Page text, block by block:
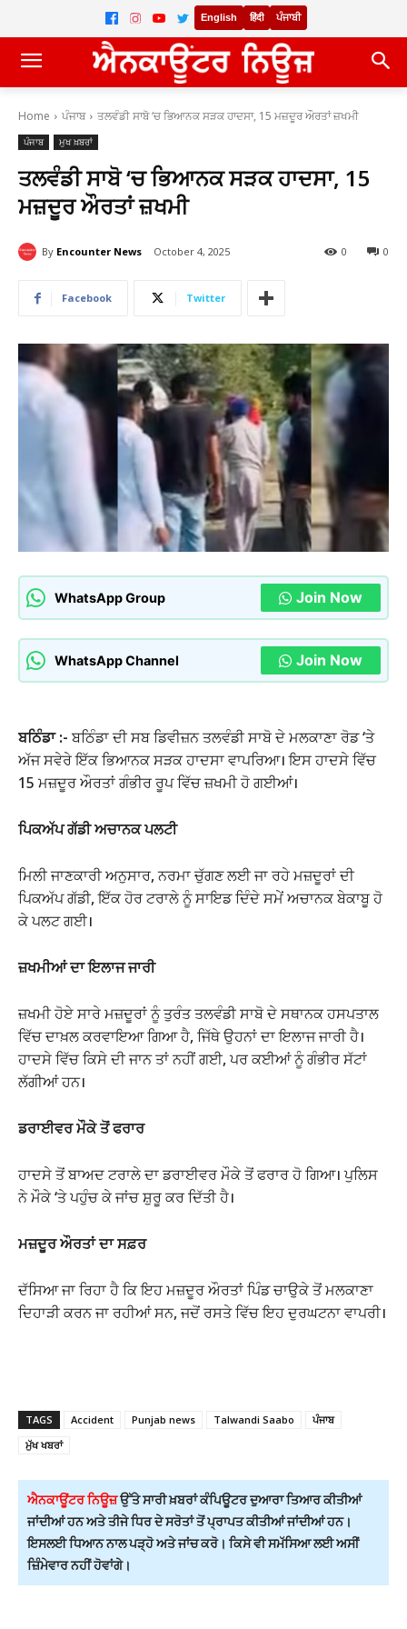
English हिंदी ਪੰਜਾਬੀ
Home ਪੰਜਾਬ ਤਲਵੰਡੀ ਸਾਬੋ ‘ਚ ਭਿਆਨਕ ਸੜਕ ਹਾਦਸਾ, 15 ਮਜ਼ਦੂਰ ਔਰਤਾਂ ਜ਼ਖਮੀ
ਪੰਜਾਬ ਮੁਖ ਖ਼ਬਰਾਂ
ਤਲਵੰਡੀ ਸਾਬੋ ‘ਚ ਭਿਆਨਕ ਸੜਕ ਹਾਦਸਾ, 15
ਮਜ਼ਦੂਰ ਔਰਤਾਂ ਜ਼ਖਮੀ
By Encounter News October 4, 2025 0
0
Facebook Twitter
WhatsApp Group Join Now
WhatsApp Channel Join Now
ਬਠਿੰਡਾ :-ਬਠਿੰਡਾ ਦੀ ਸਬ ਡਿਵੀਜ਼ਨ ਤਲਵੰਡੀ ਸਾਬੋ ਦੇ ਮਲਕਾਣਾ ਰੋਡ ‘ਤੇ
ਅੱਜ ਸਵੇਰੇ ਇੱਕ ਭਿਆਨਕ ਸੜਕ ਹਾਦਸਾ ਵਾਪਰਿਆ। ਇਸ ਹਾਦਸੇ ਵਿੱਚ
15 ਮਜ਼ਦੂਰ ਔਰਤਾਂ ਗੰਭੀਰ ਰੂਪ ਵਿੱਚ ਜ਼ਖਮੀ ਹੋ ਗਈਆਂ।
ਪਿਕਅੱਪ ਗੱਡੀ ਅਚਾਨਕ ਪਲਟੀ
ਮਿਲੀ ਜਾਣਕਾਰੀ ਅਨੁਸਾਰ, ਨਰਮਾ ਚੁੱਗਣ ਲਈ ਜਾ ਰਹੇ ਮਜ਼ਦੂਰਾਂ ਦੀ
ਪਿਕਅੱਪ ਗੱਡੀ, ਇੱਕ ਹੋਰ ਟਰਾਲੇ ਨੂੰ ਸਾਇਡ ਦਿੰਦੇ ਸਮੇਂ ਅਚਾਨਕ ਬੇਕਾਬੂ ਹੋ
ਕੇ ਪਲਟ ਗਈ।
ਜ਼ਖਮੀਆਂ ਦਾ ਇਲਾਜ ਜਾਰੀ
ਜ਼ਖਮੀ ਹੋਏ ਸਾਰੇ ਮਜ਼ਦੂਰਾਂ ਨੂੰ ਤੁਰੰਤ ਤਲਵੰਡੀ ਸਾਬੋ ਦੇ ਸਥਾਨਕ ਹਸਪਤਾਲ
ਵਿੱਚ ਦਾਖ਼ਲ ਕਰਵਾਇਆ ਗਿਆ ਹੈ, ਜਿੱਥੇ ਉਹਨਾਂ ਦਾ ਇਲਾਜ ਜਾਰੀ ਹੈ।
ਹਾਦਸੇ ਵਿੱਚ ਕਿਸੇ ਦੀ ਜਾਨ ਤਾਂ ਨਹੀਂ ਗਈ, ਪਰ ਕਈਆਂ ਨੂੰ ਗੰਭੀਰ ਸੱਟਾਂ
ਲੱਗੀਆਂ ਹਨ।
ਡਰਾਈਵਰ ਮੌਕੇ ਤੋਂ ਫਰਾਰ
ਹਾਦਸੇ ਤੋਂ ਬਾਅਦ ਟਰਾਲੇ ਦਾ ਡਰਾਈਵਰ ਮੌਕੇ ਤੋਂ ਫਰਾਰ ਹੋ ਗਿਆ। ਪੁਲਿਸ
ਨੇ ਮੌਕੇ ‘ਤੇ ਪਹੁੰਚ ਕੇ ਜਾਂਚ ਸ਼ੁਰੂ ਕਰ ਦਿੱਤੀ ਹੈ।
ਮਜ਼ਦੂਰ ਔਰਤਾਂ ਦਾ ਸਫ਼ਰ
ਦੱਸਿਆ ਜਾ ਰਿਹਾ ਹੈ ਕਿ ਇਹ ਮਜ਼ਦੂਰ ਔਰਤਾਂ ਪਿੰਡ ਚਾਉਕੇ ਤੋਂ ਮਲਕਾਣਾ
ਦਿਹਾੜੀ ਕਰਨ ਜਾ ਰਹੀਆਂ ਸਨ, ਜਦੋਂ ਰਸਤੇ ਵਿੱਚ ਇਹ ਦੁਰਘਟਨਾ ਵਾਪਰੀ।
TAGS Accident Punjab news Talwandi Saabo
ਪੰਜਾਬ
ਮੁੱਖ ਖਬਰਾਂ
ਐਨਕਾਊਂਟਰ ਨਿਊਜ਼ਉੱਤੇ ਸਾਰੀ ਖ਼ਬਰਾਂ ਕੰਪਿਊਟਰ ਦੁਆਰਾ ਤਿਆਰ ਕੀਤੀਆਂ
ਜਾਂਦੀਆਂ ਹਨ ਅਤੇ ਤੀਜੇ ਧਿਰ ਦੇ ਸਰੋਤਾਂ ਤੋਂ ਪ੍ਰਾਪਤ ਕੀਤੀਆਂ ਜਾਂਦੀਆਂ ਹਨ।
ਇਸਲਈ ਧਿਆਨ ਨਾਲ ਪੜ੍ਹੋ ਅਤੇ ਜਾਂਚ ਕਰੋ। ਕਿਸੇ ਵੀ ਸਮੱਸਿਆ ਲਈ ਅਸੀਂ
ਜ਼ਿੰਮੇਵਾਰ ਨਹੀਂ ਹੋਵਾਂਗੇ।